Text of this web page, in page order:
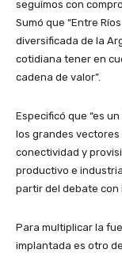
seguimos con
Sumó que “Entre
diversificada de la
cotidiana tener en
cadena de valor”.
Especificó que “es
los grandes vectores
conectividad y
productivo e
partir del debate con
Para multiplicar la
implantada es otro